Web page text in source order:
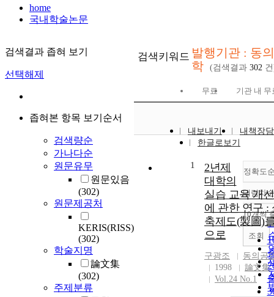
home
국내학술논문
검색결과 좁혀 보기
선택해제
좁혀본 항목 보기순서
검색량순
가나다순
원문유무
원문있음
(302)
원문제공처
KERIS(RISS)
(302)
학술지명
論文集
(302)
주제분류
검색키워드 발행기관 : 동
학
(검색결과 302
무료 기관 내 무
내보내기
내책장
한글로보기
정확도
내림차순
10개씩
조회
1
2년제
대학의
실습 교육 개
에 관한 연구 :
축제도(製圖)
으로
구광조
동의공
1998
論文集
Vol.24 No.1